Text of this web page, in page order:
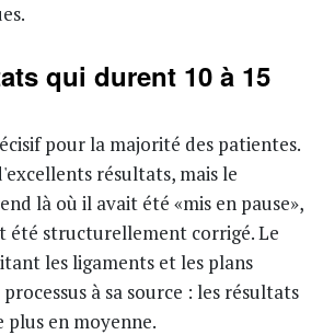
qui durent 10 à 15
pour la majorité des patientes.
résultats, mais le
là où il avait été «mis en pause»,
été structurellement corrigé. Le
les ligaments et les plans
à sa source : les résultats
plus en moyenne.